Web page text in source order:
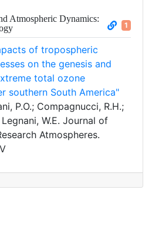
Atmospheric Dynamics:
1
of tropospheric
on the genesis and
total ozone
southern South America"
P.O.; Compagnucci, R.H.;
W.E. Journal of
Atmospheres.